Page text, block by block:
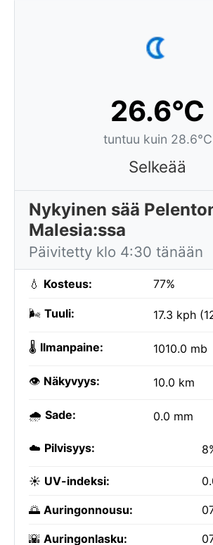
26.6°C
tuntuu kuin 28.6°C
Selkeää
Nykyinen sää
Malesia:ssa
Päivitetty klo 4:30 tänään
💧 Kosteus: 77%
🌬️ Tuuli: 17.3 kph
🌡️ Ilmanpaine: 1010.0 mb
👁️ Näkyvyys: 10.0 km
🌧️ Sade: 0.0 mm
☁️ Pilvisyys:
☀️ UV-indeksi:
🌅 Auringonnousu:
🌇 Auringonlasku: